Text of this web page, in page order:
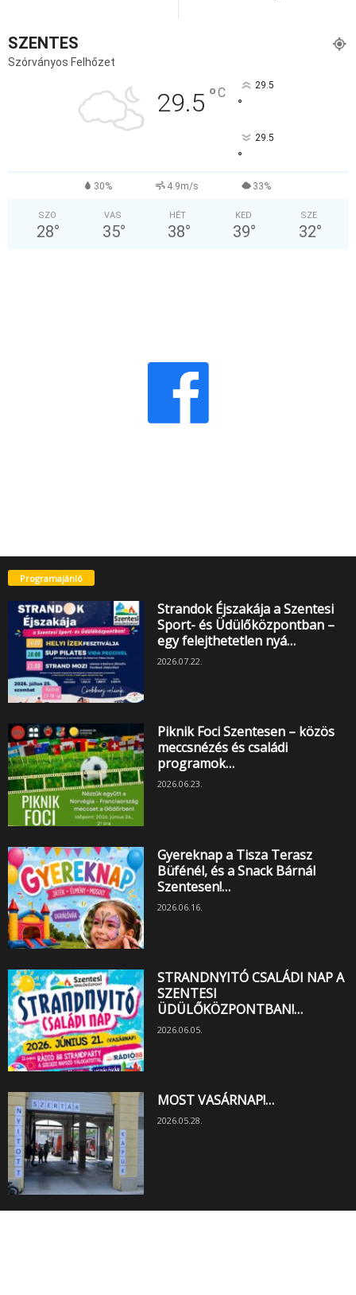
SZENTES
Szórványos Felhőzet
29.5 °C 29.5
°
29.5
°
30% 4.9m/s 33%
SZO
28°
VAS
35°
HÉT
38°
KED
39°
SZE
32°
Programajánló
Strandok Éjszakája a Szentesi
Sport- és Üdülőközpontban –
egy felejthetetlen nyá…
2026.07.22.
Piknik Foci Szentesen – közös
meccsnézés és családi
programok…
2026.06.23.
Gyereknap a Tisza Terasz
Büfénél, és a Snack Bárnál
Szentesen!…
2026.06.16.
STRANDNYITÓ CSALÁDI NAP A
SZENTESI
ÜDÜLŐKÖZPONTBAN!…
2026.06.05.
MOST VASÁRNAP!…
2026.05.28.